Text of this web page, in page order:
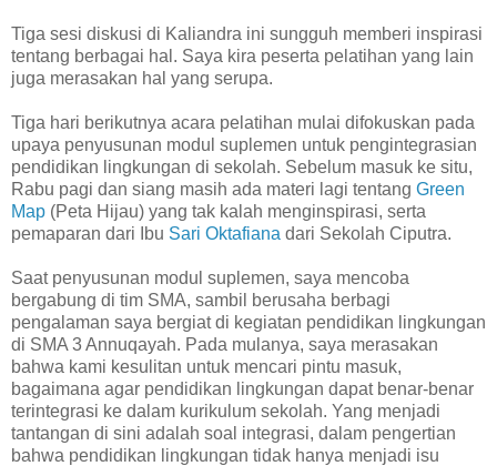
Tiga sesi diskusi di Kaliandra ini sungguh memberi inspirasi
tentang berbagai hal. Saya kira peserta pelatihan yang lain
juga merasakan hal yang serupa.
Tiga hari berikutnya acara pelatihan mulai difokuskan pada
upaya penyusunan modul suplemen untuk pengintegrasian
pendidikan lingkungan di sekolah. Sebelum masuk ke situ,
Rabu pagi dan siang masih ada materi lagi tentang Green
Map (Peta Hijau) yang tak kalah menginspirasi, serta
pemaparan dari Ibu Sari Oktafiana dari Sekolah Ciputra.
Saat penyusunan modul suplemen, saya mencoba
bergabung di tim SMA, sambil berusaha berbagi
pengalaman saya bergiat di kegiatan pendidikan lingkungan
di SMA 3 Annuqayah. Pada mulanya, saya merasakan
bahwa kami kesulitan untuk mencari pintu masuk,
bagaimana agar pendidikan lingkungan dapat benar-benar
terintegrasi ke dalam kurikulum sekolah. Yang menjadi
tantangan di sini adalah soal integrasi, dalam pengertian
bahwa pendidikan lingkungan tidak hanya menjadi isu